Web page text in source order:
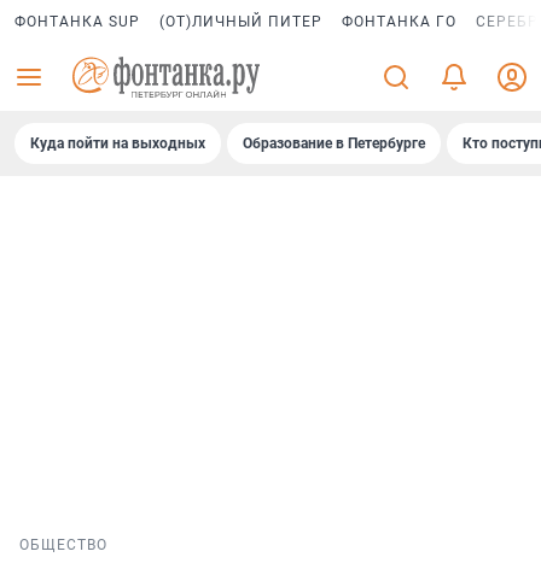
ФОНТАНКА SUP (ОТ)ЛИЧНЫЙ ПИТЕР ФОНТАНКА ГО
Куда пойти на выходных Образование в Петербурге Кто
ОБЩЕСТВО